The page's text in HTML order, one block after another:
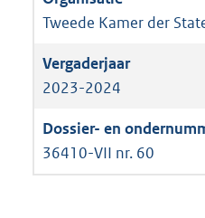
Tweede Kamer der
2023-2024
36410-VII nr. 60